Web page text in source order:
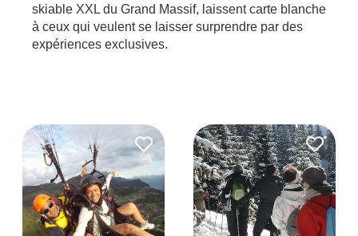
skiable XXL du Grand Massif, laissent carte blanche
à ceux qui veulent se laisser surprendre par des
expériences exclusives.
Lesfiltres